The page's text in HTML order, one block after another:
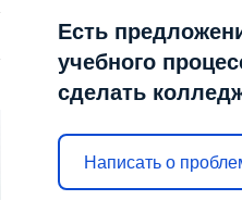
Есть
учебного
сделать
Написать о